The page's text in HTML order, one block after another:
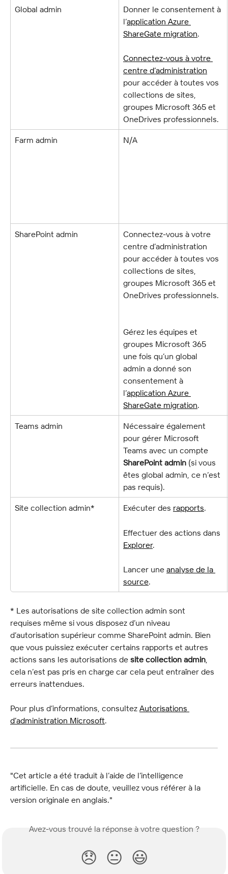
Global admin
Donner le consentement à
l’application Azure
ShareGate migration.
Connectez-vous à votre
centre d’administration
pour accéder à toutes vos
collections de sites,
groupes Microsoft 365 et
OneDrives professionnels.
Farm admin N/A
SharePoint admin
Connectez-vous à votre
centre d’administration
pour accéder à toutes vos
collections de sites,
groupes Microsoft 365 et
OneDrives professionnels.
Gérez les équipes et
groupes Microsoft 365
une fois qu’un global
admin a donné son
consentement à
l’application Azure
ShareGate migration.
Teams admin
Nécessaire également
pour gérer Microsoft
Teams avec un compte
SharePoint admin (si vous
êtes global admin, ce n’est
pas requis).
Site collection admin* Exécuter des rapports.
Effectuer des actions dans
Explorer.
Lancer une analyse de la
source.
* Les autorisations de site collection admin sont
requises même si vous disposez d’un niveau
d’autorisation supérieur comme SharePoint admin. Bien
que vous puissiez exécuter certains rapports et autres
actions sans les autorisations de site collection admin
cela n’est pas pris en charge car cela peut entraîner des
erreurs inattendues.
Pour plus d’informations, consultez Autorisations
d’administration Microsoft.
"Cet article a été traduit à l’aide de l’intelligence
artificielle. En cas de doute, veuillez vous référer à la
version originale en anglais."
Avez-vous trouvé la réponse à votre question ?
😞 😐 😃